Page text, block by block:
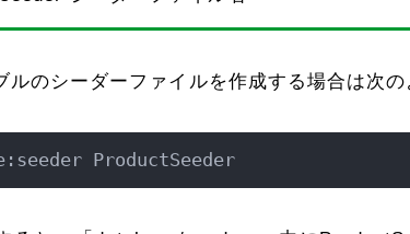
のシーダーファイルを作成する場合は次の
ProductSeeder